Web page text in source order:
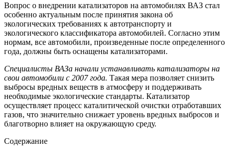
Вопрос о внедрении катализаторов на автомобилях ВАЗ стал
особенно актуальным после принятия закона об
экологических требованиях к автотранспорту и
экологического классификатора автомобилей. Согласно этим
нормам, все автомобили, произведенные после определенного
года, должны быть оснащены катализаторами.
Специалисты ВАЗа начали устанавливать катализаторы на
свои автомобили с 2007 года. Такая мера позволяет снизить
выбросы вредных веществ в атмосферу и поддерживать
необходимые экологические стандарты. Катализатор
осуществляет процесс каталитической очистки отработавших
газов, что значительно снижает уровень вредных выбросов и
благотворно влияет на окружающую среду.
Содержание